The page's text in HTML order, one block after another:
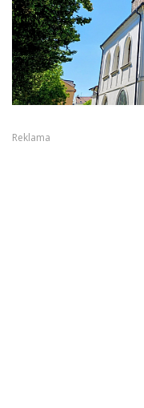
Reklama